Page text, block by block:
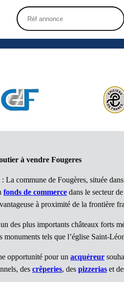
à vendre Fougeres
: La commune de Fougères, située
fonds de commerce dans le secteur
à proximité de la frontière
des plus importants châteaux forts
tels que l’église Saint-
opportunité pour un acquéreur
des crêperies, des pizzerias et